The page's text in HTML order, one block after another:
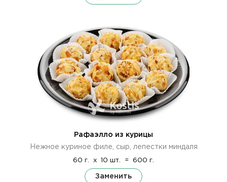
Рафаэлло из курицы
Нежное куриное филе, сыр, лепестки миндаля
60 г. x 10 шт. = 600 г.
Заменить